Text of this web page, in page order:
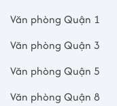
Văn phòng Quận 1
Văn phòng Quận 3
Văn phòng Quận 5
Văn phòng Quận 8